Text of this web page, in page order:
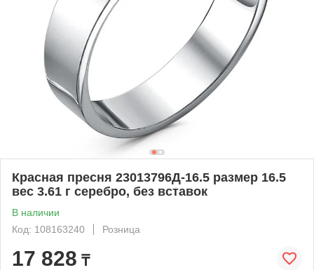
Красная пресня 23013796Д-16.5 размер 16.5
вес 3.61 г серебро, без вставок
В наличии
Код: 108163240
Розница
17 828 ₸